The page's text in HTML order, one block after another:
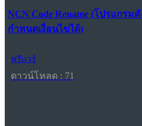
NCN Code Rename (โปรแกร
กำหนดเงื่อนไขได้)
ฟรีแวร์
ดาวน์โหลด : 71